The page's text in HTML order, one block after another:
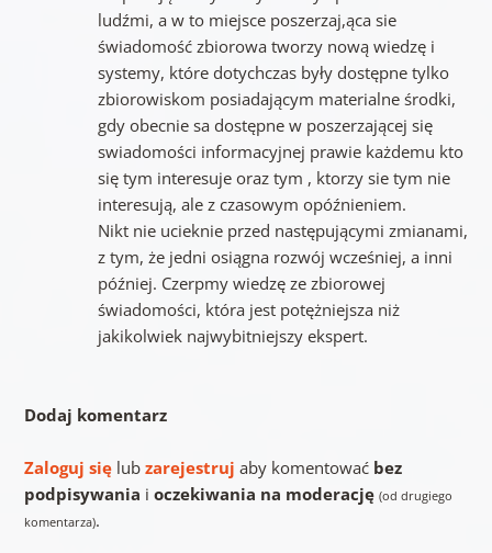
ludźmi, a w to miejsce poszerzaj,ąca sie
świadomość zbiorowa tworzy nową wiedzę i
systemy, które dotychczas były dostępne tylko
zbiorowiskom posiadającym materialne środki,
gdy obecnie sa dostępne w poszerzającej się
swiadomości informacyjnej prawie każdemu kto
się tym interesuje oraz tym , ktorzy sie tym nie
interesują, ale z czasowym opóźnieniem.
Nikt nie ucieknie przed następującymi zmianami,
z tym, że jedni osiągna rozwój wcześniej, a inni
później. Czerpmy wiedzę ze zbiorowej
świadomości, która jest potężniejsza niż
jakikolwiek najwybitniejszy ekspert.
Dodaj komentarz
Zaloguj sięlub zarejestruj aby komentować bez
podpisywania i oczekiwania na moderację (od drugiego
komentarza).